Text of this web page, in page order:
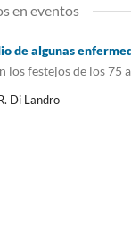
en eventos
de algunas
los festejos de los 75
Di Landro